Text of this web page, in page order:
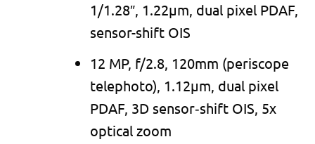
1/1.28″, 1.22µm, dual pixel PDAF,
sensor-shift OIS
12 MP, f/2.8, 120mm (periscope
telephoto), 1.12µm, dual pixel
PDAF, 3D sensor‑shift OIS, 5x
optical zoom